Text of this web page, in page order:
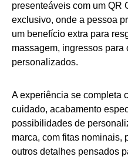
presenteáveis com um QR
exclusivo, onde a pessoa
um benefício extra para
massagem, ingressos para
personalizados.
A experiência se completa
cuidado, acabamento
possibilidades de
marca, com fitas nominais,
outros detalhes pensados